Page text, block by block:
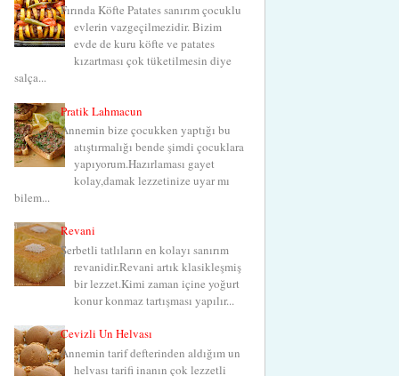
Fırında Köfte Patates sanırım çocuklu
evlerin vazgeçilmezidir. Bizim
evde de kuru köfte ve patates
kızartması çok tüketilmesin diye
salça...
Pratik Lahmacun
Annemin bize çocukken yaptığı bu
atıştırmalığı bende şimdi çocuklara
yapıyorum.Hazırlaması gayet
kolay,damak lezzetinize uyar mı
bilem...
Revani
Şerbetli tatlıların en kolayı sanırım
revanidir.Revani artık klasikleşmiş
bir lezzet.Kimi zaman içine yoğurt
konur konmaz tartışması yapılır...
Cevizli Un Helvası
Annemin tarif defterinden aldığım un
helvası tarifi inanın çok lezzetli